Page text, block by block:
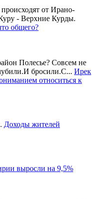
от Ирано-
- Верхние Курды.
общего?
Полесье? Совсем не
бросили.С... Ирек
относиться к
Доходы жителей
выросли на 9,5%